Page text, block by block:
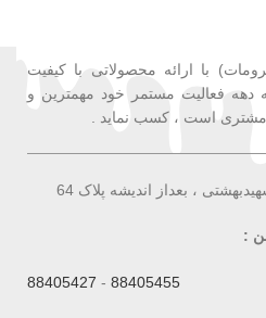
با ارائه محصولاتی با کیفیت
دهه فعالیت مستمر خود مهمترین و
مشتری است ، کسب نماید .
، بعداز اندیشه پلاک 64
:
88405455
-
88405427